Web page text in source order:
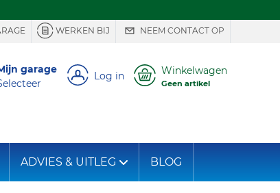
WERKEN BIJ NEEM CONTACT OP
garage
Log in Winkelwagen
Geen artikel
ADVIES & UITLEG BLOG